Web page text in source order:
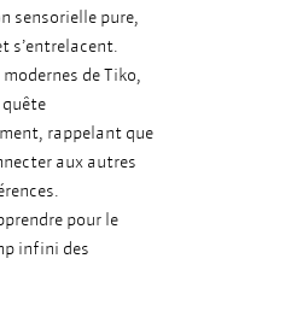
sensorielle pure,
s’entrelacent.
de Tiko,
rappelant que
aux autres
pour le
infini des